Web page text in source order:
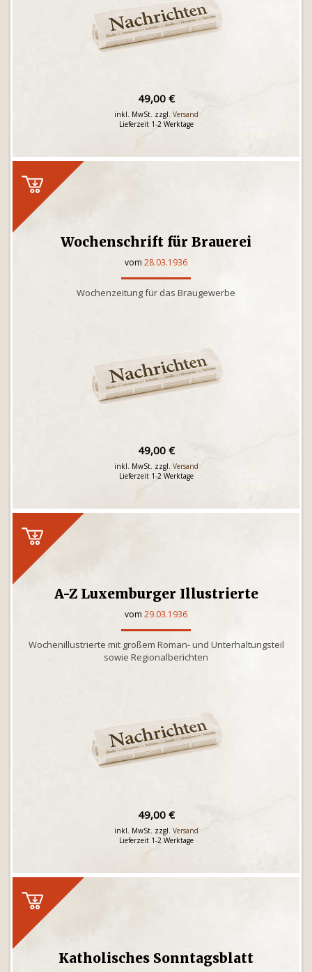
49,00 €
inkl. MwSt. zzgl. Versand
Lieferzeit 1-2 Werktage
Wochenschrift für Brauerei
vom 28.03.1936
Wochenzeitung für das Braugewerbe
49,00 €
inkl. MwSt. zzgl. Versand
Lieferzeit 1-2 Werktage
A-Z Luxemburger Illustrierte
vom 29.03.1936
Wochenillustrierte mit großem Roman- und Unterhaltungsteil
sowie Regionalberichten
49,00 €
inkl. MwSt. zzgl. Versand
Lieferzeit 1-2 Werktage
Katholisches Sonntagsblatt